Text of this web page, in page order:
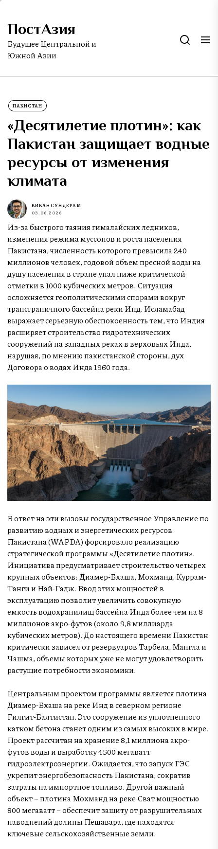
Skip
the
content
ПостАзия
Будущее Центральной и
Южной Азии
ПАКИСТАН
«Десятилетие плотин»: как
Пакистан защищает водные
ресурсы от изменения
климата
ВИВАН СУНДЕРАМ
03.06.2026
Из-за быстрого таяния гималайских ледников,
изменения режима муссонов и роста населения
Пакистана, численность которого превысила 240
миллионов человек, годовой объем пресной воды на
душу населения в стране упал ниже критической
отметки в 1000 кубических метров. Ситуация
осложняется геополитическими спорами вокруг
трансграничного бассейна реки Инд. Исламабад
выражает серьезную обеспокоенность тем, что Индия
расширяет строительство гидротехнических
сооружений на западных реках в верховьях Инда,
нарушая, по мнению пакистанской стороны, дух
Договора о водах Инда 1960 года.
В ответ на эти вызовы государственное Управление по
развитию водных и энергетических ресурсов
Пакистана (WAPDA) форсировало реализацию
стратегической программы «Десятилетие плотин».
Инициатива предусматривает строительство четырех
крупных объектов: Диамер-Бхаша, Мохманд, Куррам-
Танги и Най-Гадж. Ввод этих мощностей в
эксплуатацию позволит увеличить совокупную
емкость водохранилищ бассейна Инда более чем на 8
миллионов акро-футов (около 9,8 миллиарда
кубических метров). До настоящего времени Пакистан
критически зависел от резервуаров Тарбела, Мангла и
Чашма, объемы которых уже не могут удовлетворить
растущие потребности экономики.
Центральным проектом программы является плотина
Диамер-Бхаша на реке Инд в северном регионе
Гилгит-Балтистан. Это сооружение из уплотненного
катком бетона станет одним из самых высоких в мире.
Проект рассчитан на хранение 8,1 миллиона акро-
футов воды и выработку 4500 мегаватт
гидроэлектроэнергии. Ожидается, что запуск ГЭС
укрепит энергобезопасность Пакистана, сократив
затраты на импортное топливо. Другой важный
объект – плотина Мохманд на реке Сват мощностью
800 мегаватт – обеспечит защиту от разрушительных
наводнений долины Пешавара, где находятся
ключевые сельскохозяйственные земли.